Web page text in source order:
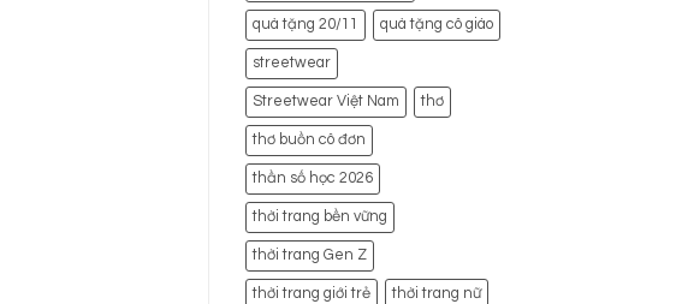
quà tặng 20/11 quà tặng cô giáo
streetwear
Streetwear Việt Nam thơ
thơ buồn cô đơn
thần số học 2026
thời trang bền vững
thời trang Gen Z
thời trang giới trẻ thời trang nữ